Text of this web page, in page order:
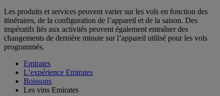
Les produits et services peuvent varier sur les vols en fonction des
itinéraires, de la configuration de l’appareil et de la saison. Des
impératifs liés aux activités peuvent également entraîner des
changements de dernière minute sur l’appareil utilisé pour les vols
programmés.
Emirates
L’expérience Emirates
Boissons
Les vins Emirates